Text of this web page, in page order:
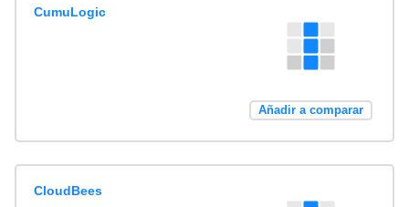
CumuLogic
Añadir a comparar
CloudBees